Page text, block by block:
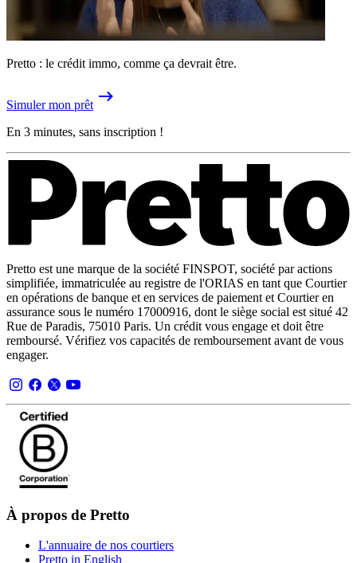
Pretto : le crédit immo, comme ça devrait être.
Simuler mon prêt
En 3 minutes, sans inscription !
Pretto est une marque de la société FINSPOT, société par actions
simplifiée, immatriculée au registre de l'ORIAS en tant que Courtier
en opérations de banque et en services de paiement et Courtier en
assurance sous le numéro 17000916, dont le siège social est situé 42
Rue de Paradis, 75010 Paris. Un crédit vous engage et doit être
remboursé. Vérifiez vos capacités de remboursement avant de vous
engager.
À propos de Pretto
L'annuaire de nos courtiers
Pretto in English